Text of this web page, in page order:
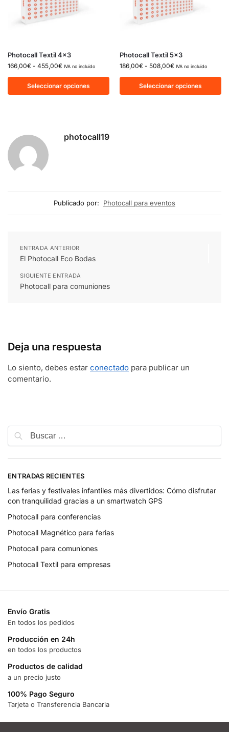
Photocall Textil 4×3
166,00€ - 455,00€ IVA no incluido
Seleccionar opciones
Photocall Textil 5×3
186,00€ - 508,00€ IVA no incluido
Seleccionar opciones
photocall19
Publicado por: Photocall para eventos
ENTRADA ANTERIOR
El Photocall Eco Bodas
SIGUIENTE ENTRADA
Photocall para comuniones
Deja una respuesta
Lo siento, debes estar conectado para publicar un
comentario.
ENTRADAS RECIENTES
Las ferias y festivales infantiles más divertidos: Cómo disfrutar
con tranquilidad gracias a un smartwatch GPS
Photocall para conferencias
Photocall Magnético para ferias
Photocall para comuniones
Photocall Textil para empresas
Envío Gratis
En todos los pedidos
Producción en 24h
en todos los productos
Productos de calidad
a un precio justo
100% Pago Seguro
Tarjeta o Transferencia Bancaria